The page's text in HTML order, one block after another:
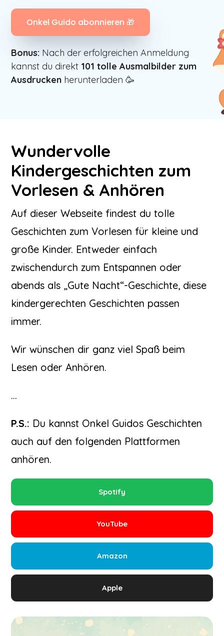
Onkel Guido abonnieren 🎁
Bonus: Nach der erfolgreichen Anmeldung
kannst du direkt 101 tolle Ausmalbilder zum
Ausdrucken herunterladen 🥳
Wundervolle
Kindergeschichten zum
Vorlesen & Anhören
Auf dieser Webseite findest du tolle
Geschichten zum Vorlesen für kleine und
große Kinder. Entweder einfach
zwischendurch zum Entspannen oder
abends als „Gute Nacht“-Geschichte, diese
kindergerechten Geschichten passen
immer.
Wir wünschen dir ganz viel Spaß beim
Lesen oder Anhören.
…
P.S.: Du kannst Onkel Guidos Geschichten
auch auf den folgenden Plattformen
anhören.
Spotify
YouTube
Amazon
Apple